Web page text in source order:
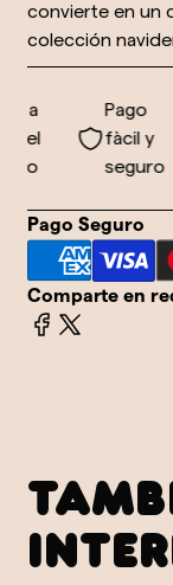
convierte en un
colección
Pago
fàcil y
seguro
Pago Seguro
Comparte en